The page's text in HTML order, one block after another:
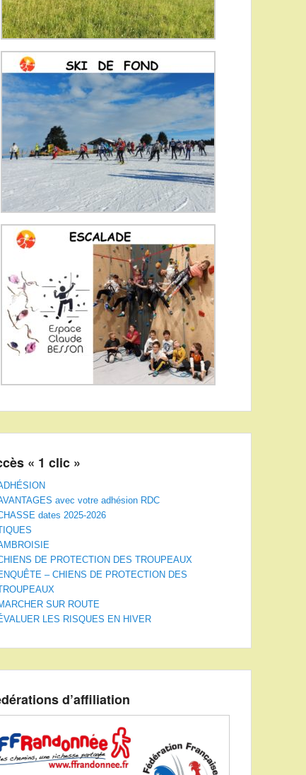
« 1 clic »
avec votre adhésion RDC
dates 2025-2026
DE PROTECTION DES TROUPEAUX
– CHIENS DE PROTECTION DES
SUR ROUTE
LES RISQUES EN HIVER
d’affiliation